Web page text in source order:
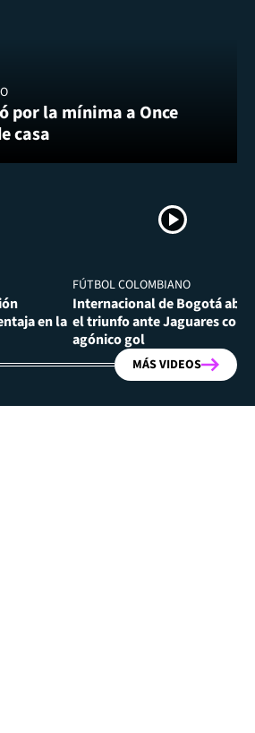
por la mínima a Once
casa
en la
FÚTBOL COLOMBIANO
Internacional de Bogotá
el triunfo ante Jaguares con
agónico gol
MÁS VIDEOS